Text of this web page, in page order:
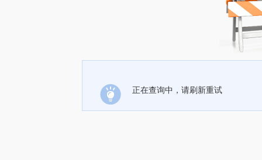
正在查询中，请刷新重试